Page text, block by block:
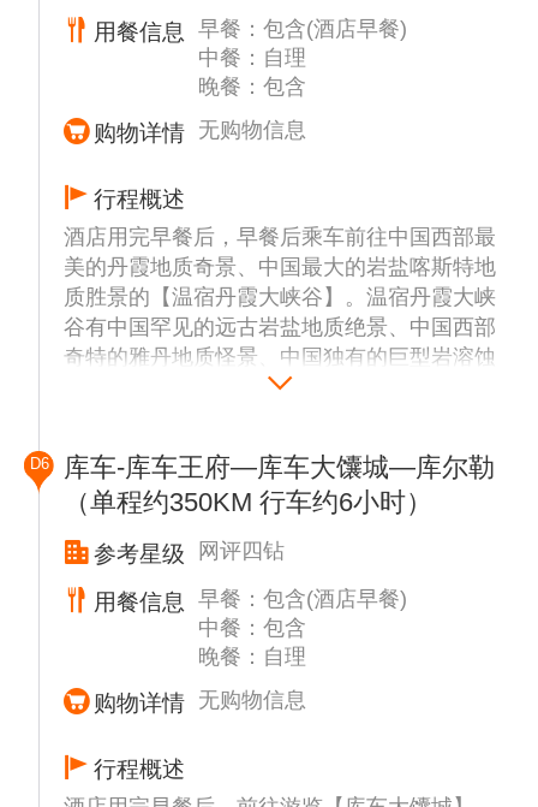
盘龙关闭，则更改为帕米尔景区，无费用可
退，敬请谅解）
用餐信息
早餐：包含(酒店早餐)
中餐：自理
晚餐：包含
购物详情 无购物信息
行程概述
酒店用完早餐后，早餐后乘车前往中国西部最
美的丹霞地质奇景、中国最大的岩盐喀斯特地
质胜景的【温宿丹霞大峡谷】。温宿丹霞大峡
谷有中国罕见的远古岩盐地质绝景、中国西部
奇特的雅丹地质怪景、中国独有的巨型岩溶蚀
地质秘境，堪称新疆“活的地质演变史博物
自然画廊。峡谷中山壁岩层分布清晰，受挤压
形成的褶皱，弯曲的线条十分清晰，断裂的岩
石夹在山壁岩层中，在历经亿万年的风雨侵蚀
后，形成了绝壁高耸、奇峰兀立、形态各异、
嶙峋怪异、色彩浓烈、千姿百态、五彩纷呈的
奇特景观。后乘车赴古龟兹国—库车
温宿大峡谷景区地处戈壁荒漠，日照强烈、紫
外线极强，且风沙较大，游玩时请做好防晒防
风措施：佩戴遮阳帽、太阳镜、防风面罩，涂
抹SPF50 + 高倍防晒霜，并及时补充足量饮
水；谷内步道多为砂石路面，崎岖湿滑，拍照
D6
库车-库车王府—库车大馕城—库尔勒
（单程约350KM 行车约6小时）
参考星级 网评四钻
用餐信息
早餐：包含(酒店早餐)
中餐：包含
晚餐：自理
购物详情 无购物信息
行程概述